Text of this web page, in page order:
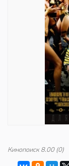
Кинопоиск 8.00(0)